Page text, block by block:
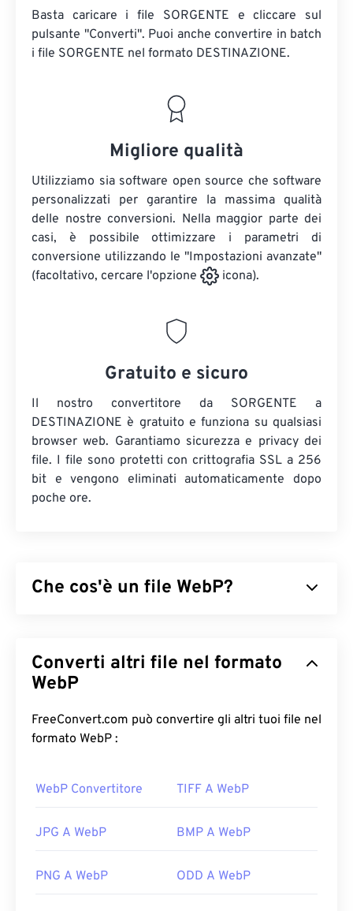
Basta caricare i file SORGENTE e cliccare sul
pulsante "Converti". Puoi anche convertire in batch
i file SORGENTE nel formato DESTINAZIONE.
Migliore qualità
Utilizziamo sia software open source che software
personalizzati per garantire la massima qualità
delle nostre conversioni. Nella maggior parte dei
casi, è possibile ottimizzare i parametri di
conversione utilizzando le "Impostazioni avanzate"
(facoltativo, cercare l'opzione
icona).
Gratuito e sicuro
Il nostro convertitore da SORGENTE a
DESTINAZIONE è gratuito e funziona su qualsiasi
browser web. Garantiamo sicurezza e privacy dei
file. I file sono protetti con crittografia SSL a 256
bit e vengono eliminati automaticamente dopo
poche ore.
Che cos'è un file WebP?
per pagine web e applicazioni mobili. Le immagini
WebP sono fino al 30% più piccole dei file
qualità visiva simile. Le immagini WebP si caricano
rapidamente su pagine web e applicazioni mobili.
Chrome (Chrome)
, che funziona su tutte le
. Oltre a Chrome, tutti gli altri browser web
Converti altri file nel formato
WebP
FreeConvert.com può convertire gli altri tuoi file nel
formato WebP :
WebP Convertitore TIFF A WebP
JPG A WebP BMP A WebP
PNG A WebP ODD A WebP